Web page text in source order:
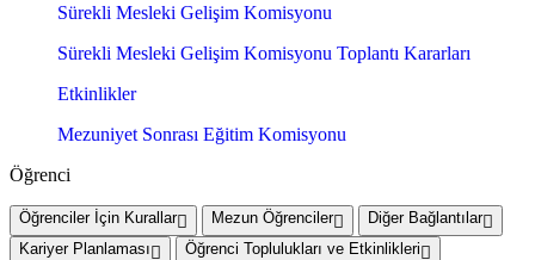
Sürekli Mesleki Gelişim Komisyonu
Sürekli Mesleki Gelişim Komisyonu Toplantı Kararları
Etkinlikler
Mezuniyet Sonrası Eğitim Komisyonu
Öğrenci
Öğrenciler İçin Kurallar Mezun Öğrenciler
Diğer Bağlantılar
Kariyer Planlaması
Öğrenci Toplulukları ve Etkinlikleri